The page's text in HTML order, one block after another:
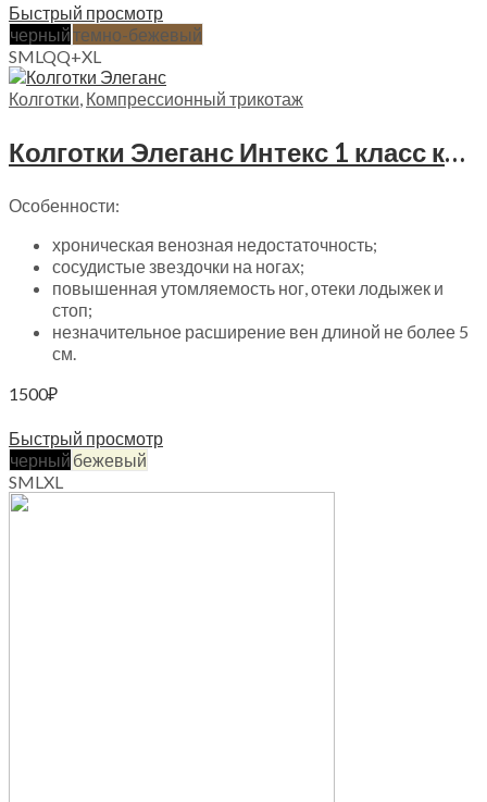
Быстрый просмотр
черныйтемно-бежевый
SMLQQ+XL
Колготки Компрессионный трикотаж
Колготки Элеганс Интекс 1 класс компрессии, ЭК 1
Особенности:
хроническая венозная недостаточность;
сосудистые звездочки на ногах;
повышенная утомляемость ног, отеки лодыжек и
стоп;
незначительное расширение вен длиной не более 5
см.
1500₽
Быстрый просмотр
черный бежевый
SML XL